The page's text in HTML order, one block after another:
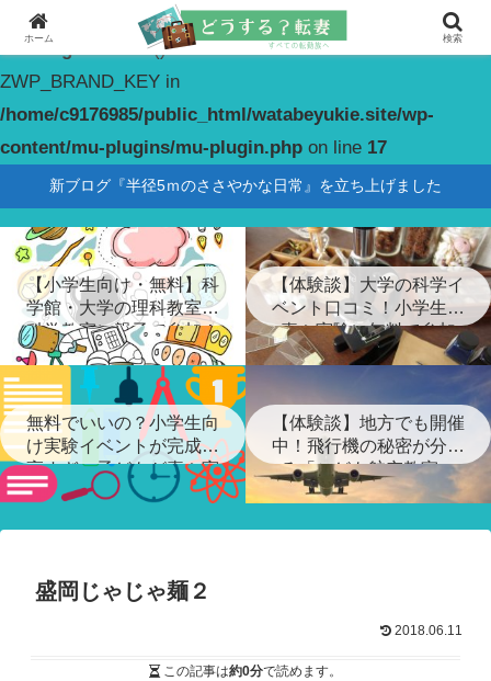
Warning
: constant(): Couldn't find constant
ZWP_BRAND_KEY in
/home/c9176985/public_html/watabeyukie.site/wp-
content/mu-plugins/mu-plugin.php on line 17
新ブログ『半径5ｍのささやかな日常』を立ち上げました
【小学生向け・無料】科
学館・大学の理科教室・
科学教室に親子で参加！
【体験談】大学の科学イ
ベント口コミ！小学生が
喜ぶ実験に無料で参加
無料でいいの？小学生向
け実験イベントが完成度
高すぎ…子どもが喜ぶ実
験ショー
【体験談】地方でも開催
中！飛行機の秘密が分か
る「こども航空教室」
盛岡じゃじゃ麺２
2018.06.11
この記事は約0分で読めます。
ホーム 検索